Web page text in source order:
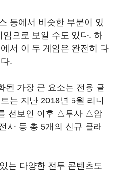
등에서 비슷한 부분이 있
으로 보일 수도 있다. 하
서 이 두 게임은 완전히 다
.
된 가장 큰 요소는 전용 클
는 지난 2018년 5월 리니
선보인 이후 △투사 △암
등 총 5개의 신규 클래
는 다양한 전투 콘텐츠도